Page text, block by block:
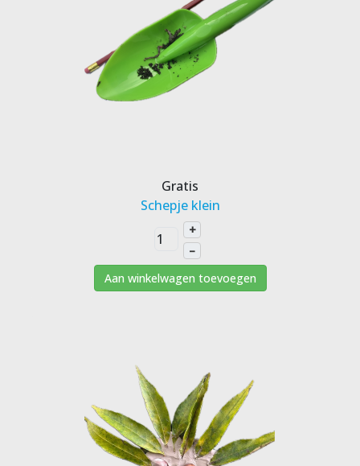
Gratis
Schepje klein
+
–
Aan winkelwagen toevoegen